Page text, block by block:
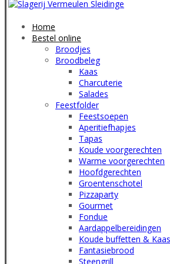
Home
Bestel online
Broodjes
Broodbeleg
Kaas
Charcuterie
Salades
Feestfolder
Feestsoepen
Aperitiefhapjes
Tapas
Koude voorgerechten
Warme voorgerechten
Hoofdgerechten
Groentenschotel
Pizzaparty
Gourmet
Fondue
Aardappelbereidingen
Koude buffetten &
Fantasiebrood
Steengrill